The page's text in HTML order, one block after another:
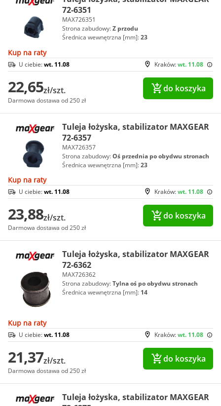
72-6351
MAX726351
Strona zabudowy:Z przodu
Średnica wewnętrzna [mm]:23
Kup na raty
Kraków:wt. 11.08
U ciebie:wt. 11.08
22,65zł/szt.
Darmowa dostawa od 250 zł
do koszyka
Tuleja łożyska, stabilizator MAXGEAR
72-6357
MAX726357
Strona zabudowy:Oś przednia po obydwu stronach
Średnica wewnętrzna [mm]:23
Kup na raty
Kraków:wt. 11.08
U ciebie:wt. 11.08
23,88zł/szt.
Darmowa dostawa od 250 zł
do koszyka
Tuleja łożyska, stabilizator MAXGEAR
72-6362
MAX726362
Strona zabudowy:Tylna oś po obydwu stronach
Średnica wewnętrzna [mm]: 14
Kup na raty
Kraków:wt. 11.08
U ciebie:wt. 11.08
21,37zł/szt.
Darmowa dostawa od 250 zł
do koszyka
Tuleja łożyska, stabilizator MAXGEAR